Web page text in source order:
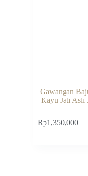
Gawangan
Kayu Jati Asli
Rp1,350,000